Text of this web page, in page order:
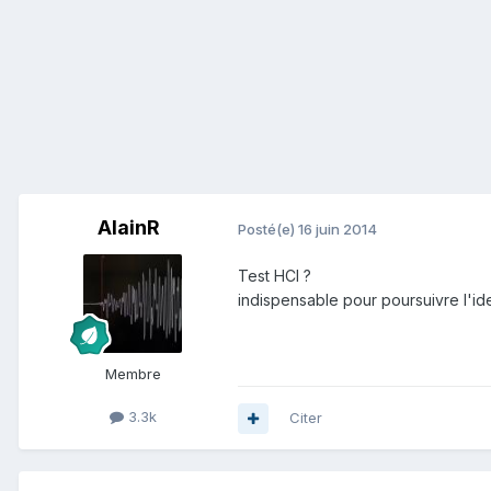
AlainR
Membre
3.3k
Posté(e) 16 juin 2014
Test HCl ?
indispensable pour poursuivre
Citer